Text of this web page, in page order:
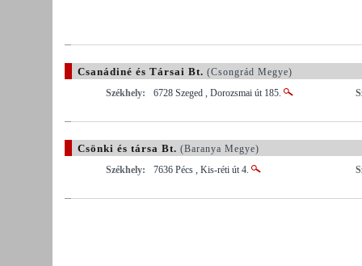
Csanádiné és Társai Bt. (Csongrád Megye)
Székhely:
6728 Szeged , Dorozsmai út 185.
Csönki és társa Bt. (Baranya Megye)
Székhely:
7636 Pécs , Kis-réti út 4.